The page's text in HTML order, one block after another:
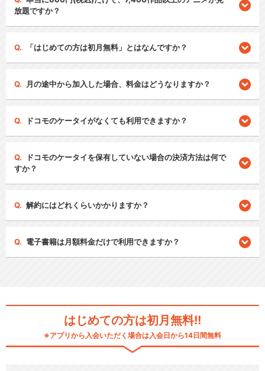
放題ですか？
「はじめての方は初月無料」とはなんですか？
月の途中から加入した場合、料金はどうなりますか？
ドコモのケータイがなくても利用できますか？
ドコモのケータイを保有していない場合の決済方法は何で
すか？
解約にはどれくらいかかりますか？
電子書籍は月額料金だけで利用できますか？
はじめての方は初月無料!!
※アプリから入会いただく場合は入会日から14日間無料